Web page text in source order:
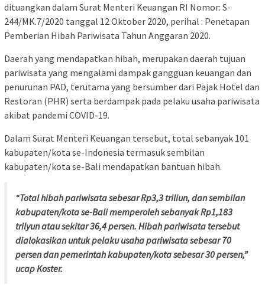
dituangkan dalam Surat Menteri Keuangan RI Nomor: S-
244/MK.7/2020 tanggal 12 Oktober 2020, perihal : Penetapan
Pemberian Hibah Pariwisata Tahun Anggaran 2020.
Daerah yang mendapatkan hibah, merupakan daerah tujuan
pariwisata yang mengalami dampak gangguan keuangan dan
penurunan PAD, terutama yang bersumber dari Pajak Hotel dan
Restoran (PHR) serta berdampak pada pelaku usaha pariwisata
akibat pandemi COVID-19.
Dalam Surat Menteri Keuangan tersebut, total sebanyak 101
kabupaten/kota se-Indonesia termasuk sembilan
kabupaten/kota se-Bali mendapatkan bantuan hibah.
“Total hibah pariwisata sebesar Rp3,3 triliun, dan sembilan
kabupaten/kota se-Bali memperoleh sebanyak Rp1,183
trilyun atau sekitar 36,4 persen. Hibah pariwisata tersebut
dialokasikan untuk pelaku usaha pariwisata sebesar 70
persen dan pemerintah kabupaten/kota sebesar 30 persen,”
ucap Koster.